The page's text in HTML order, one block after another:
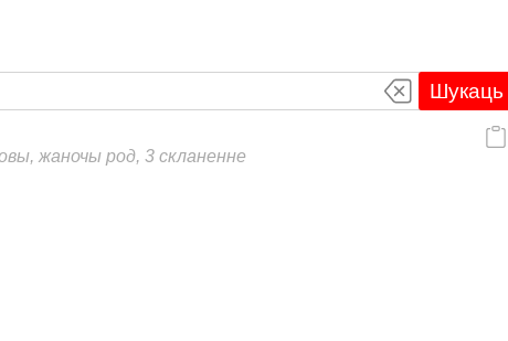
Шукаць
жаночы род, 3 скланенне